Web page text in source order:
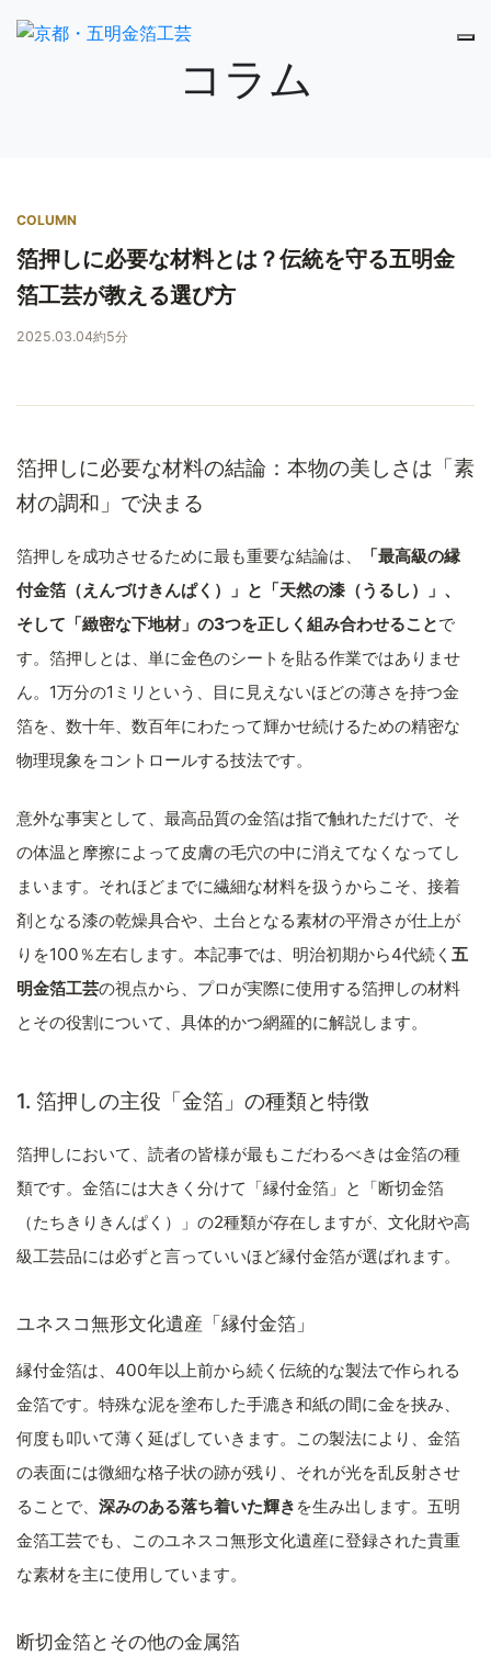
コラム
COLUMN
箔押しに必要な材料とは？伝統を守る五明金
箔工芸が教える選び方
2025.03.04約5分
箔押しに必要な材料の結論：本物の美しさは「素
材の調和」で決まる
箔押しを成功させるために最も重要な結論は、
「最高級の縁
付金箔（えんづけきんぱく）」と「天然の漆（うるし）」、
そして「緻密な下地材」の3つを正しく組み合わせることで
す。箔押しとは、単に金色のシートを貼る作業ではありませ
ん。1万分の1ミリという、目に見えないほどの薄さを持つ金
箔を、数十年、数百年にわたって輝かせ続けるための精密な
物理現象をコントロールする技法です。
意外な事実として、最高品質の金箔は指で触れただけで、そ
の体温と摩擦によって皮膚の毛穴の中に消えてなくなってし
まいます。それほどまでに繊細な材料を扱うからこそ、接着
剤となる漆の乾燥具合や、土台となる素材の平滑さが仕上が
りを100％左右します。本記事では、明治初期から4代続く 五
明金箔工芸の視点から、プロが実際に使用する箔押しの材料
とその役割について、具体的かつ網羅的に解説します。
1. 箔押しの主役「金箔」の種類と特徴
箔押しにおいて、読者の皆様が最もこだわるべきは金箔の種
類です。金箔には大きく分けて「縁付金箔」と「断切金箔
（たちきりきんぱく）」の2種類が存在しますが、文化財や高
級工芸品には必ずと言っていいほど縁付金箔が選ばれます。
ユネスコ無形文化遺産「縁付金箔」
縁付金箔は、400年以上前から続く伝統的な製法で作られる
金箔です。特殊な泥を塗布した手漉き和紙の間に金を挟み、
何度も叩いて薄く延ばしていきます。この製法により、金箔
の表面には微細な格子状の跡が残り、それが光を乱反射させ
ることで、 深みのある落ち着いた輝き を生み出します。五明
金箔工芸でも、このユネスコ無形文化遺産に登録された貴重
な素材を主に使用しています。
断切金箔とその他の金属箔